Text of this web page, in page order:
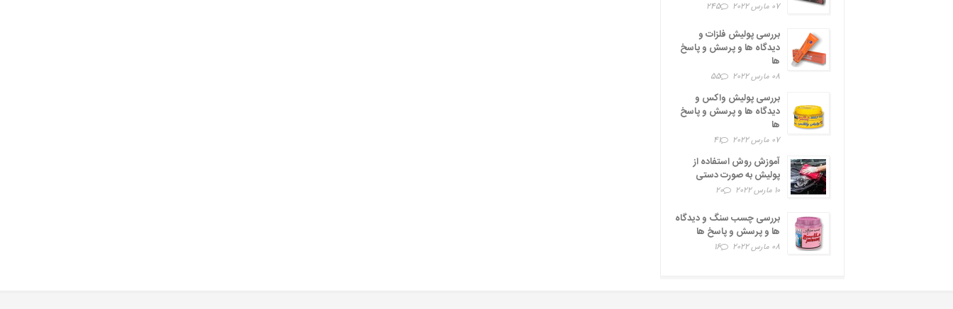
07 مارس 2022 245
بررسی پولیش فلزات و
دیدگاه ها و پرسش و پاسخ
ها
08 مارس 2022 55
بررسی پولیش واکس و
دیدگاه ها و پرسش و پاسخ
ها
07 مارس 2022 41
آموزش روش استفاده از
پولیش به صورت دستی
10 مارس 2022 20
بررسی چسب سنگ و دیدگاه
ها و پرسش و پاسخ ها
08 مارس 2022 16